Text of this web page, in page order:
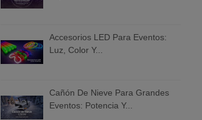
Accesorios LED Para Eventos:
Luz, Color Y...
Cañón De Nieve Para Grandes
Eventos: Potencia Y...